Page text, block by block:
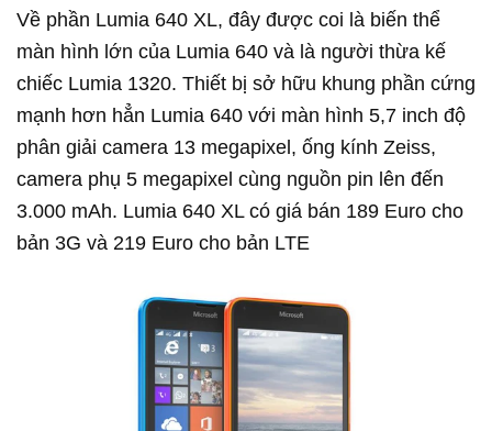
Về phần Lumia 640 XL, đây được coi là biến thể
màn hình lớn của Lumia 640 và là người thừa kế
chiếc Lumia 1320. Thiết bị sở hữu khung phần cứng
mạnh hơn hẳn Lumia 640 với màn hình 5,7 inch độ
phân giải camera 13 megapixel, ống kính Zeiss,
camera phụ 5 megapixel cùng nguồn pin lên đến
3.000 mAh. Lumia 640 XL có giá bán 189 Euro cho
bản 3G và 219 Euro cho bản LTE